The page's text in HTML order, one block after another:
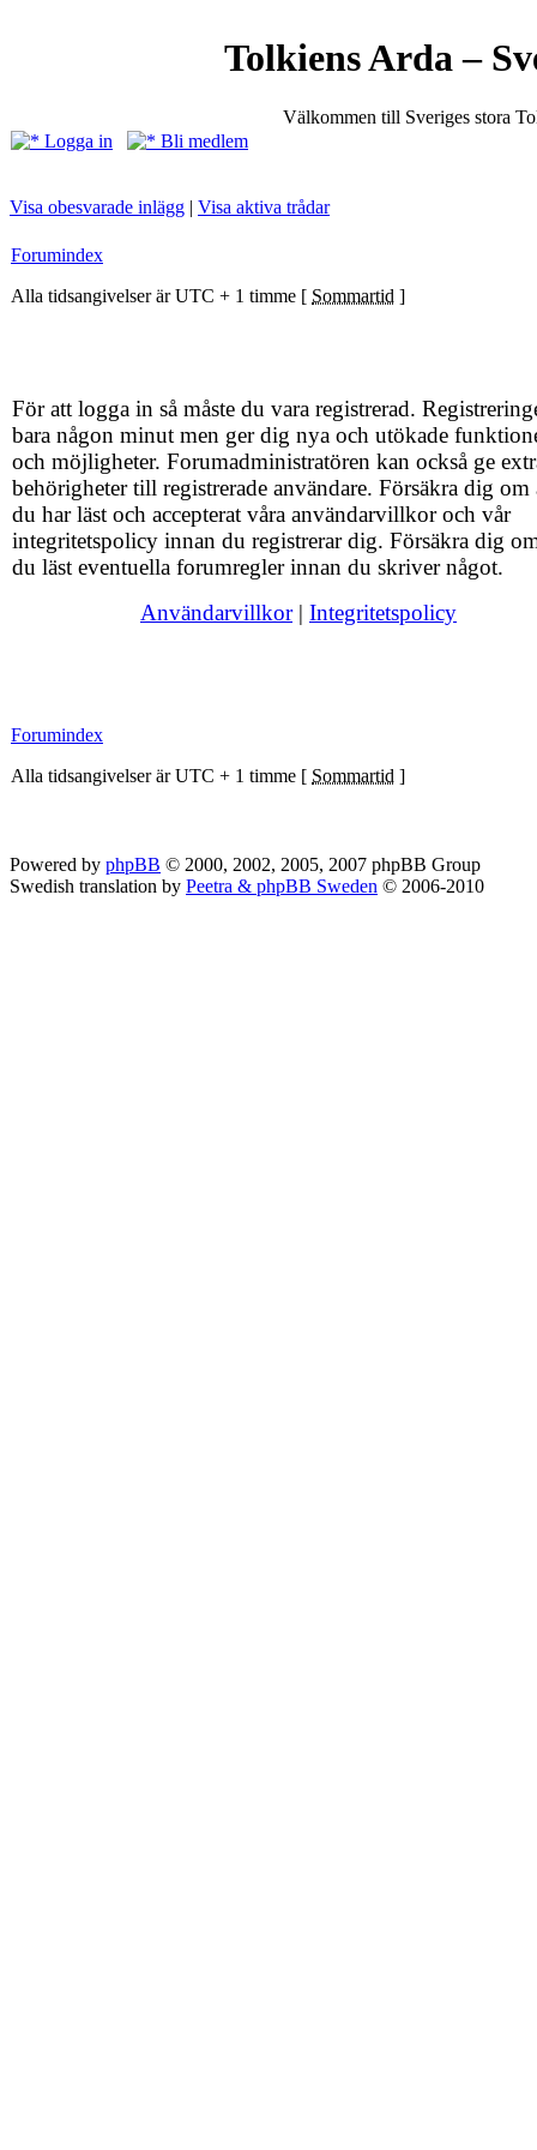
Tolkiens Arda –
Välkommen till Sveriges stora
Logga in
Bli medlem
Visa obesvarade inlägg | Visa aktiva trådar
Forumindex
Alla tidsangivelser är UTC + 1 timme [ Sommartid ]
För att logga in så måste du vara registrerad.
bara någon minut men ger dig nya och utökade
och möjligheter. Forumadministratören kan också ge
behörigheter till registrerade användare. Försäkra dig om
du har läst och accepterat våra användarvillkor och vår
integritetspolicy innan du registrerar dig. Försäkra dig
du läst eventuella forumregler innan du skriver något.
Användarvillkor| Integritetspolicy
Forumindex
Alla tidsangivelser är UTC + 1 timme [ Sommartid ]
Powered by phpBB © 2000, 2002, 2005, 2007 phpBB Group
Swedish translation by Peetra & phpBB Sweden © 2006-2010